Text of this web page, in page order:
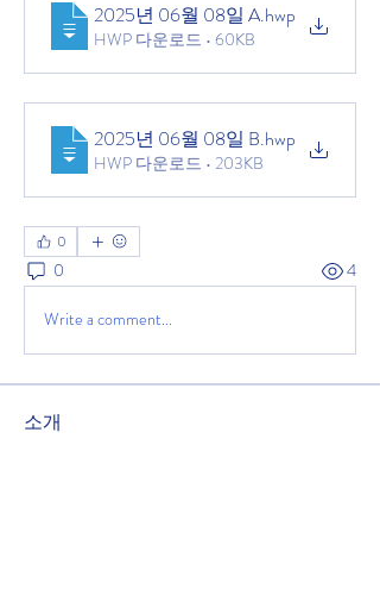
2025년 06월 08일 A.hwp
HWP 다운로드 • 60KB
2025년 06월 08일 B.hwp
HWP 다운로드 • 203KB
0
0 4
Write a comment...
소개